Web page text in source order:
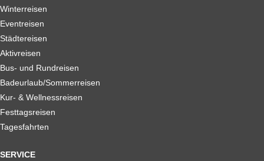
Winterreisen
Eventreisen
Städtereisen
Aktivreisen
Bus- und Rundreisen
Badeurlaub/Sommerreisen
Kur- & Wellnessreisen
Festtagsreisen
Tagesfahrten
SERVICE